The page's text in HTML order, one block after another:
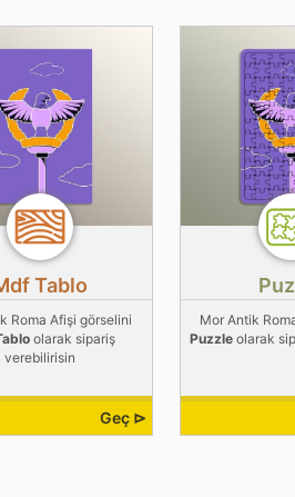
Tablo
Roma Afişi görselini
olarak sipariş
verebilirisin
Geç ⊳
Mor Antik
Puzzle olarak